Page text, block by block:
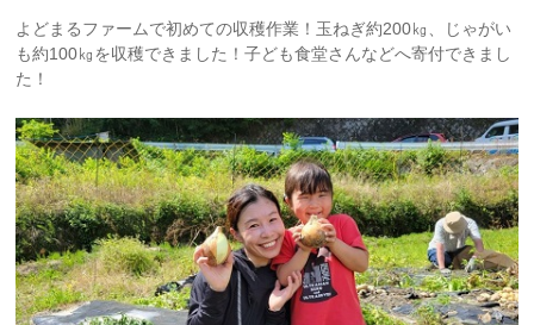
よどまるファームで初めての収穫作業！玉ねぎ約200㎏、じゃがい
も約100㎏を収穫できました！子ども食堂さんなどへ寄付できまし
た！